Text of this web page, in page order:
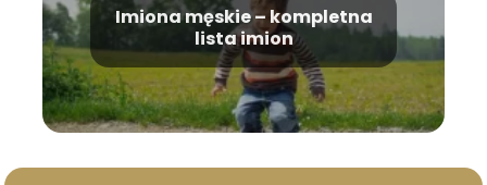
Imiona męskie – kompletna
lista imion